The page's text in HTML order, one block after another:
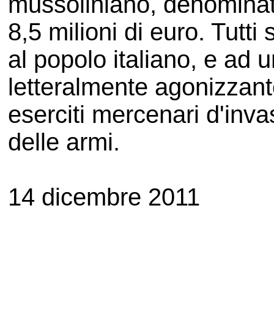
8,5 milioni di euro. Tutti
al popolo italiano, e ad
letteralmente
eserciti mercenari
delle armi.
14 dicembre 2011